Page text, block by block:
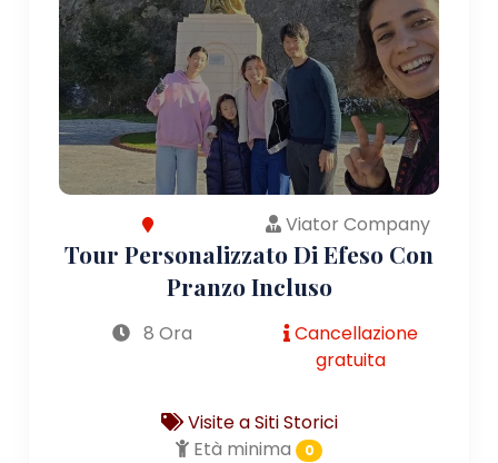
Viator Company
Tour Personalizzato Di Efeso Con
Pranzo Incluso
8 Ora
Cancellazione
gratuita
Visite a Siti Storici
Età minima
0